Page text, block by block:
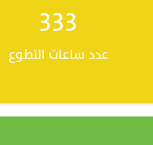
333
عدد ساعات التطوع